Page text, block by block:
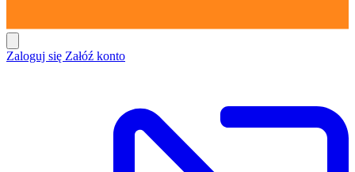
Zaloguj się Załóź konto